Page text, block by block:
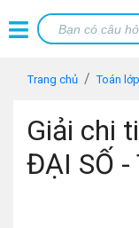
Trang chủ Toán
Giải chi
ĐẠI SỐ -